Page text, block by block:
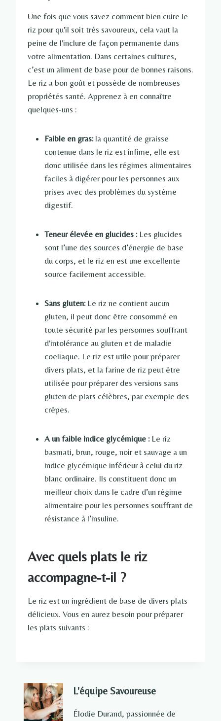
Une fois que vous savez comment bien cuire le
riz pour qu'il soit très savoureux, cela vaut la
peine de l'inclure de façon permanente dans
votre alimentation. Dans certaines cultures,
c’est un aliment de base pour de bonnes raisons.
Le riz a bon goût et possède de nombreuses
propriétés santé. Apprenez à en connaître
quelques-uns :
Faible en gras:la quantité de graisse
contenue dans le riz est infime, elle est
donc utilisée dans les régimes alimentaires
faciles à digérer pour les personnes aux
prises avec des problèmes du système
digestif.
Teneur élevée en glucides :Les glucides
sont l’une des sources d’énergie de base
du corps, et le riz en est une excellente
source facilement accessible.
Sans gluten: Le riz ne contient aucun
gluten, il peut donc être consommé en
toute sécurité par les personnes souffrant
d'intolérance au gluten et de maladie
coeliaque. Le riz est utile pour préparer
divers plats, et la farine de riz peut être
utilisée pour préparer des versions sans
gluten de plats célèbres, par exemple des
crêpes.
A un faible indice glycémique :Le riz
basmati, brun, rouge, noir et sauvage a un
indice glycémique inférieur à celui du riz
blanc ordinaire. Ils constituent donc un
meilleur choix dans le cadre d’un régime
alimentaire pour les personnes souffrant de
résistance à l’insuline.
Avec quels plats le riz
accompagne-t-il ?
Le riz est un ingrédient de base de divers plats
délicieux. Vous en aurez besoin pour préparer
les plats suivants :
L'équipe Savoureuse
Élodie Durand, passionnée de